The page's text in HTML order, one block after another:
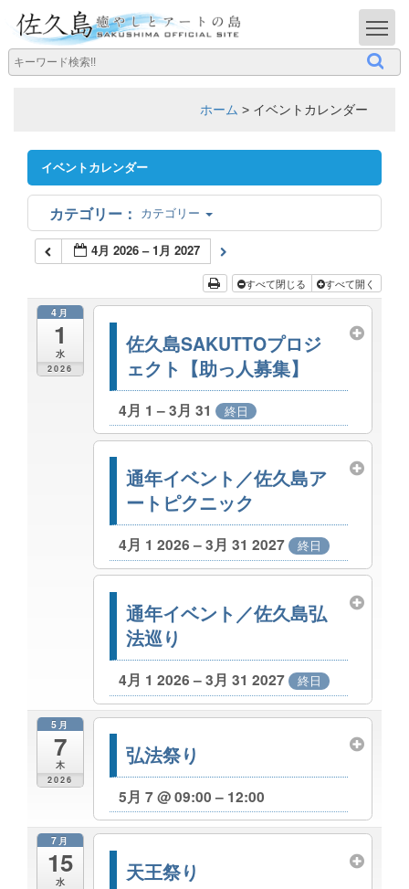
ホーム > イベントカレンダー
イベントカレンダー
カテゴリー
4月 2026 – 1月 2027
すべて閉じる すべて開く
4月
1
水
2026
佐久島SAKUTTOプロジ
ェクト【助っ人募集】
4月 1 – 3月 31 終日
通年イベント／佐久島ア
ートピクニック
4月 1 2026 – 3月 31 2027 終日
通年イベント／佐久島弘
法巡り
4月 1 2026 – 3月 31 2027 終日
5月
7
木
2026
弘法祭り
5月 7 @ 09:00 – 12:00
7月
15
水 天王祭り